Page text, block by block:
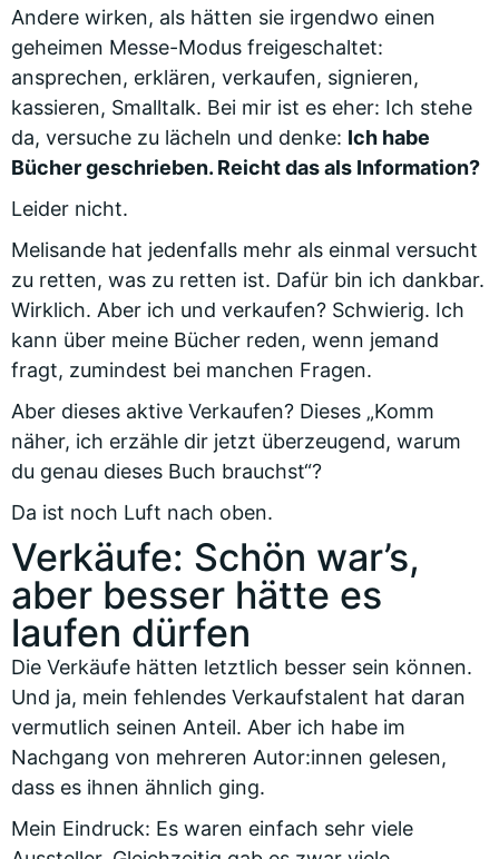
Andere wirken, als hätten sie irgendwo einen
geheimen Messe-Modus freigeschaltet:
ansprechen, erklären, verkaufen, signieren,
kassieren, Smalltalk. Bei mir ist es eher: Ich stehe
da, versuche zu lächeln und denke: Ich habe
Bücher geschrieben. Reicht das als Information?
Leider nicht.
Melisande hat jedenfalls mehr als einmal versucht
zu retten, was zu retten ist. Dafür bin ich dankbar.
Wirklich. Aber ich und verkaufen? Schwierig. Ich
kann über meine Bücher reden, wenn jemand
fragt, zumindest bei manchen Fragen.
Aber dieses aktive Verkaufen? Dieses „Komm
näher, ich erzähle dir jetzt überzeugend, warum
du genau dieses Buch brauchst“?
Da ist noch Luft nach oben.
Verkäufe: Schön war’s,
aber besser hätte es
laufen dürfen
Die Verkäufe hätten letztlich besser sein können.
Und ja, mein fehlendes Verkaufstalent hat daran
vermutlich seinen Anteil. Aber ich habe im
Nachgang von mehreren Autor:innen gelesen,
dass es ihnen ähnlich ging.
Mein Eindruck: Es waren einfach sehr viele